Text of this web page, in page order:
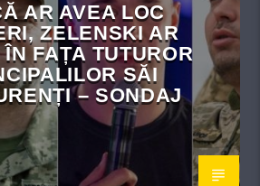
AR AVEA LOC
ZELENSKI AR
FAȚA TUTUROR
SĂI
– SONDAJ